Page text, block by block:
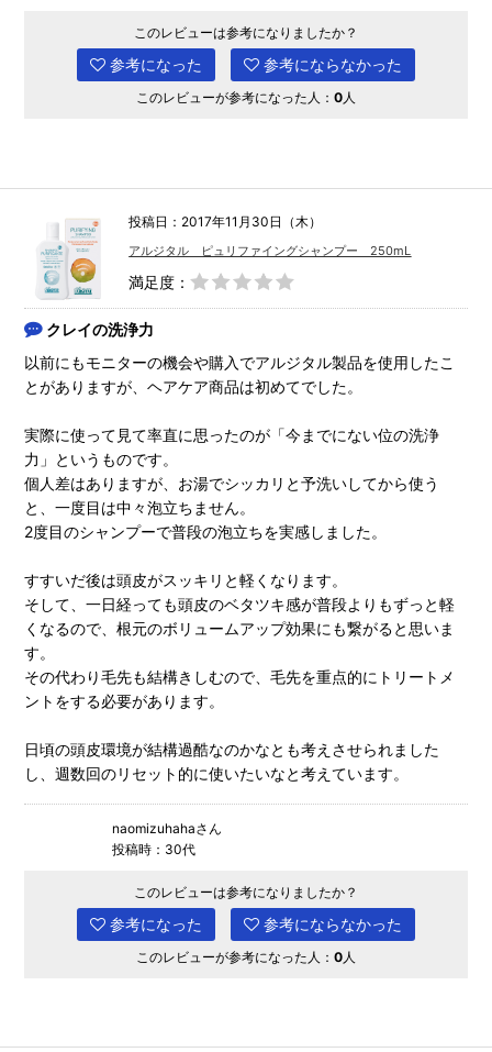
このレビューは参考になりましたか？
参考になった 参考にならなかった
このレビューが参考になった人： 0人
投稿日：2017年11月30日（木）
アルジタル ピュリファイングシャンプー 250mL
満足度：
クレイの洗浄力
以前にもモニターの機会や購入でアルジタル製品を使用したこ
とがありますが、ヘアケア商品は初めてでした。
実際に使って見て率直に思ったのが「今までにない位の洗浄
力」というものです。
個人差はありますが、お湯でシッカリと予洗いしてから使う
と、一度目は中々泡立ちません。
2度目のシャンプーで普段の泡立ちを実感しました。
すすいだ後は頭皮がスッキリと軽くなります。
そして、一日経っても頭皮のベタツキ感が普段よりもずっと軽
くなるので、根元のボリュームアップ効果にも繋がると思いま
す。
その代わり毛先も結構きしむので、毛先を重点的にトリートメ
ントをする必要があります。
日頃の頭皮環境が結構過酷なのかなとも考えさせられました
し、週数回のリセット的に使いたいなと考えています。
naomizuhahaさん
投稿時：30代
このレビューは参考になりましたか？
参考になった 参考にならなかった
このレビューが参考になった人： 0 人